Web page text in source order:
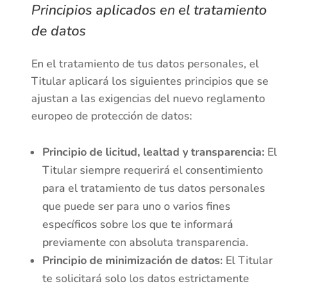
Principios aplicados en el tratamiento
de datos
En el tratamiento de tus datos personales, el
Titular aplicará los siguientes principios que se
ajustan a las exigencias del nuevo reglamento
europeo de protección de datos:
Principio de licitud, lealtad y transparencia: El
Titular siempre requerirá el consentimiento
para el tratamiento de tus datos personales
que puede ser para uno o varios fines
específicos sobre los que te informará
previamente con absoluta transparencia.
Principio de minimización de datos: El Titular
te solicitará solo los datos estrictamente